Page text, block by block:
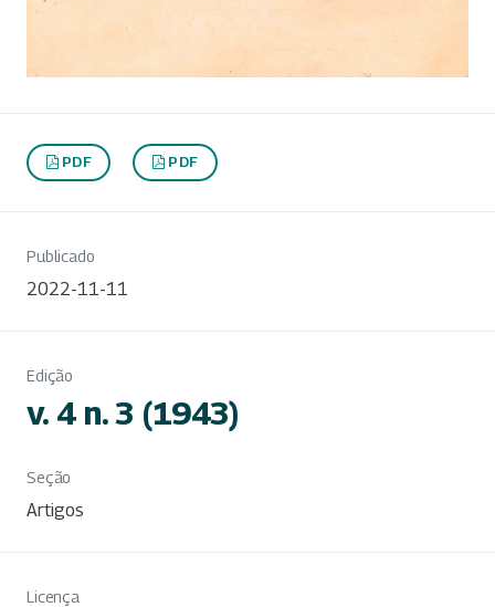
PDF PDF
Publicado
2022-11-11
Edição
v. 4 n. 3 (1943)
Seção
Artigos
Licença